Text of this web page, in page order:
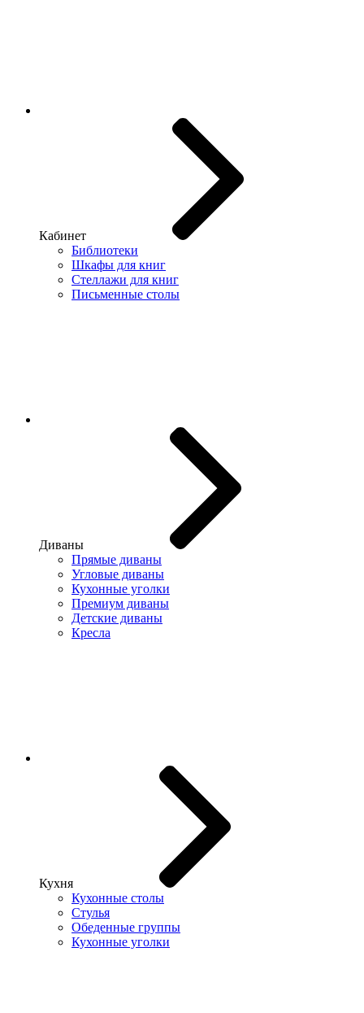
Кабинет
Библиотеки
Шкафы для книг
Стеллажи для книг
Письменные столы
Диваны
Прямые диваны
Угловые диваны
Кухонные уголки
Премиум диваны
Детские диваны
Кресла
Кухня
Кухонные столы
Стулья
Обеденные группы
Кухонные уголки